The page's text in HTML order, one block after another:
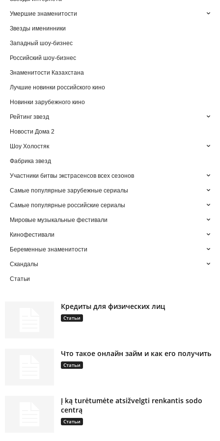
Умершие знаменитости
Звезды именинники
Западный шоу-бизнес
Российский шоу-бизнес
Знаменитости Казахстана
Лучшие новинки российского кино
Новинки зарубежного кино
Рейтинг звезд
Новости Дома 2
Шоу Холостяк
Фабрика звезд
Участники битвы экстрасенсов всех сезонов
Самые популярные зарубежные сериалы
Самые популярные российские сериалы
Мировые музыкальные фестивали
Кинофестивали
Беременные знаменитости
Скандалы
Статьи
Кредиты для физических лиц
Статьи
Что такое онлайн займ и как его получить
Статьи
Į ką turėtumėte atsižvelgti renkantis sodo
centrą
Статьи